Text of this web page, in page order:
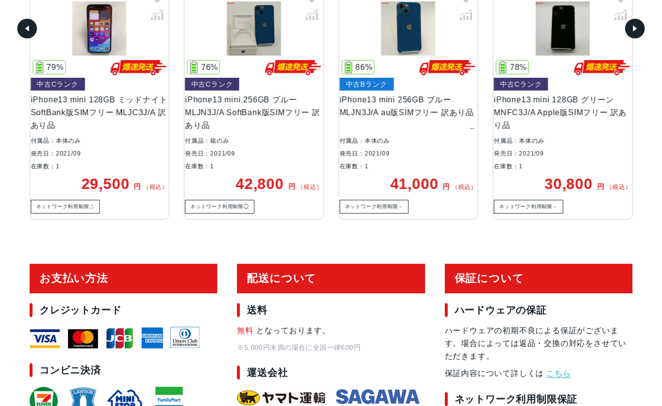
容量 128GB、256GB、512GB
サイズ・重さ 131.5×64.2×7.65mm ・140g
液晶 5.4インチ（対角）オールスクリーンOLEDディスプレイ
防沫性能、耐水性
能、防塵性能
IEC規格60529にもとづくIP68等級（最大水深6メートルで最大30分間）
デュアル12MPカメラシステム：広角、超広角カメラ広角：ƒ/1.6絞り値超広角：ƒ/2.
4絞り値と120°視野角2倍の光学ズームアウト最大5倍のデジタルズーム
12MPカメラƒ/2.2絞り値
TrueDepthカメラによる顔認識の有効化
発売日 2021年9月24日
iPhone13 mini 128GB ミッドナイト
SoftBank版SIMフリー MLJC3J/A 訳
あり品
79%
中古Cランク
付属品：本体のみ
発売日：2021/09
在庫数：1
29,500円 （税込）
ネットワーク利用制限△
iPhone13 mini 256GB ブルー
MLJN3J/A SoftBank版SIMフリー 訳
あり品
76%
中古Cランク
付属品：箱のみ
発売日：2021/09
在庫数：1
42,800円 （税込）
ネットワーク利用制限◯
iPhone13 mini 256GB ブルー
MLJN3J/A au版SIMフリー 訳あり品
86%
中古Bランク
付属品：本体のみ
発売日：2021/09
在庫数：1
41,000円 （税込）
ネットワーク利用制限－
iPhone13 mini 128GB グリーン
MNFC3J/A Apple版SIMフリー 訳あ
り品
78%
中古Cランク
付属品：本体のみ
発売日：2021/09
在庫数：1
30,800円 （税込）
ネットワーク利用制限－
お支払い方法
クレジットカード
コンビニ決済
配送について
送料
無料 となっております。
※5,000円未満の場合に全国一律600円
運送会社
保証について
ハードウェアの保証
ハードウェアの初期不良による保証がございま
す。場合によっては返品・交換の対応をさせてい
ただきます。
保証内容について詳しくは こちら
ネットワーク利用制限保証